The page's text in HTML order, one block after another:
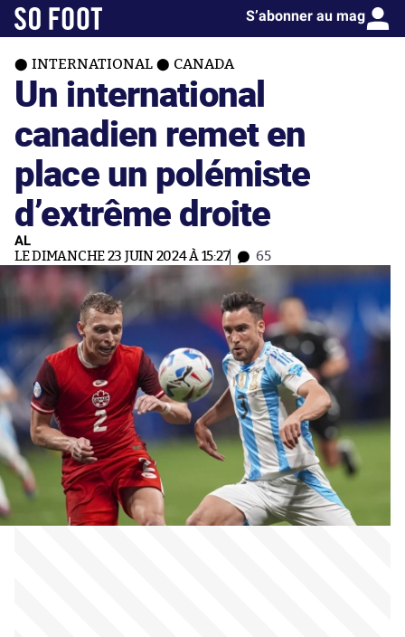
S’abonner au mag
INTERNATIONAL CANADA
Un international
canadien remet en
place un polémiste
d’extrême droite
AL
LE DIMANCHE 23 JUIN 2024 À 15:27 65